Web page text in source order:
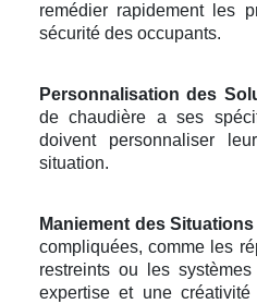
remédier rapidement les
sécurité des occupants.
Personnalisation des
de chaudière a ses
doivent personnaliser
situation.
Maniement des
compliquées, comme les
restreints ou les
expertise et une